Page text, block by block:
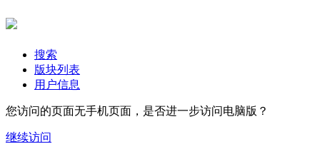
搜索
版块列表
用户信息
您访问的页面无手机页面，是否进一步访问电脑版？
继续访问